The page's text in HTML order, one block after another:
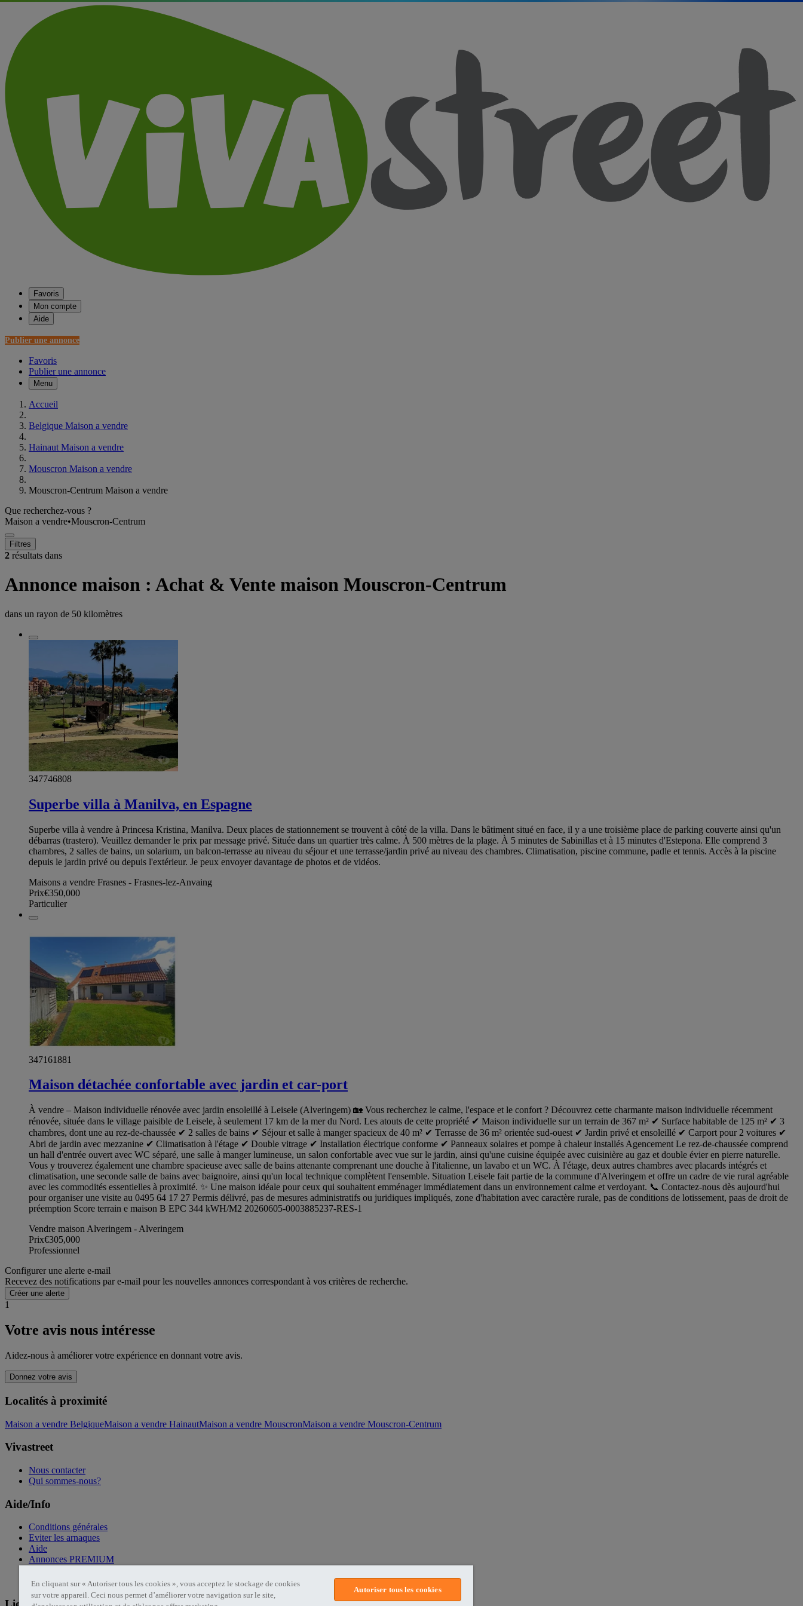
Favoris
Mon compte
Aide
Publier une annonce
Favoris
Publier une annonce
Menu
Accueil
Belgique Maison a vendre
Hainaut Maison a vendre
Mouscron Maison a vendre
Mouscron-Centrum Maison a vendre
Que recherchez-vous ?
Maison a vendre•Mouscron-Centrum
Filtres
2 résultats dans
Annonce maison : Achat & Vente maison Mouscron-Centrum
dans un rayon de 50 kilomètres
347746808
Superbe villa à Manilva, en Espagne
Superbe villa à vendre à Princesa Kristina, Manilva. Deux places de stationnement se trouvent à côté de la villa. Dans le bâtiment situé en face, il y a une troisième place de parking couverte ainsi qu'un
débarras (trastero). Veuillez demander le prix par message privé. Située dans un quartier très calme. À 500 mètres de la plage. À 5 minutes de Sabinillas et à 15 minutes d'Estepona. Elle comprend 3
chambres, 2 salles de bains, un solarium, un balcon-terrasse au niveau du séjour et une terrasse/jardin privé au niveau des chambres. Climatisation, piscine commune, padle et tennis. Accès à la piscine
depuis le jardin privé ou depuis l'extérieur. Je peux envoyer davantage de photos et de vidéos.
Maisons a vendre Frasnes - Frasnes-lez-Anvaing
Prix€350,000
Particulier
347161881
Maison détachée confortable avec jardin et car-port
À vendre – Maison individuelle rénovée avec jardin ensoleillé à Leisele (Alveringem) 🏡 Vous recherchez le calme, l'espace et le confort ? Découvrez cette charmante maison individuelle récemment
rénovée, située dans le village paisible de Leisele, à seulement 17 km de la mer du Nord. Les atouts de cette propriété ✔ Maison individuelle sur un terrain de 367 m² ✔ Surface habitable de 125 m² ✔ 3
chambres, dont une au rez-de-chaussée ✔ 2 salles de bains ✔ Séjour et salle à manger spacieux de 40 m² ✔ Terrasse de 36 m² orientée sud-ouest ✔ Jardin privé et ensoleillé ✔ Carport pour 2 voitures ✔
Abri de jardin avec mezzanine ✔ Climatisation à l'étage ✔ Double vitrage ✔ Installation électrique conforme ✔ Panneaux solaires et pompe à chaleur installés Agencement Le rez-de-chaussée comprend
un hall d'entrée ouvert avec WC séparé, une salle à manger lumineuse, un salon confortable avec vue sur le jardin, ainsi qu'une cuisine équipée avec cuisinière au gaz et double évier en pierre naturelle.
Vous y trouverez également une chambre spacieuse avec salle de bains attenante comprenant une douche à l'italienne, un lavabo et un WC. À l'étage, deux autres chambres avec placards intégrés et
climatisation, une seconde salle de bains avec baignoire, ainsi qu'un local technique complètent l'ensemble. Situation Leisele fait partie de la commune d'Alveringem et offre un cadre de vie rural agréable
avec les commodités essentielles à proximité. ✨ Une maison idéale pour ceux qui souhaitent emménager immédiatement dans un environnement calme et verdoyant. 📞 Contactez-nous dès aujourd'hui
pour organiser une visite au 0495 64 17 27 Permis délivré, pas de mesures administratifs ou juridiques impliqués, zone d'habitation avec caractère rurale, pas de conditions de lotissement, paas de droit de
préemption Score terrain e maison B EPC 344 kWH/M2 20260605-0003885237-RES-1
Vendre maison Alveringem - Alveringem
Prix€305,000
Professionnel
Configurer une alerte e-mail
Recevez des notifications par e-mail pour les nouvelles annonces correspondant à vos critères de recherche.
Créer une alerte
1
Votre avis nous intéresse
Aidez-nous à améliorer votre expérience en donnant votre avis.
Donnez votre avis
Localités à proximité
Maison a vendre BelgiqueMaison a vendre HainautMaison a vendre MouscronMaison a vendre Mouscron-Centrum
Vivastreet
Nous contacter
Qui sommes-nous?
Aide/Info
Conditions générales
Eviter les arnaques
Aide
Annonces PREMIUM
Cookies Vivastreet
En cliquant sur « Autoriser tous les cookies », vous acceptez le stockage de cookies
sur votre appareil. Ceci nous permet d’améliorer votre navigation sur le site,
Autoriser tous les cookies